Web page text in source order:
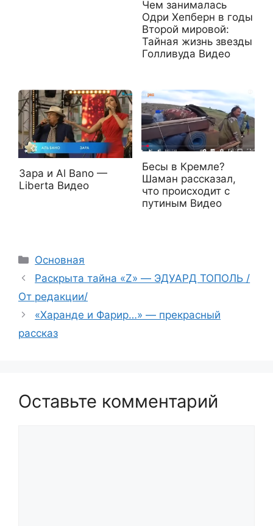
Чем занималась
Одри Хепберн в годы
Второй мировой:
Тайная жизнь звезды
Голливуда Видео
Зара и Al Bano —
Liberta Видео
Бесы в Кремле?
Шаман рассказал,
что происходит с
путиным Видео
Рубрики
Основная
Раскрытa тайна «Z» — ЭДУАРД ТОПОЛЬ /
От редакции/
«Харанде и Фарир…» — прекрасный
рассказ
Оставьте комментарий